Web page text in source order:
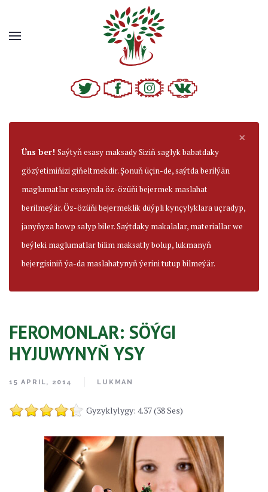
×
Üns ber! Saýtyň esasy maksady Siziň saglyk babatdaky
gözýetimiňizi giňeltmekdir. Şonuň üçin-de, saýtda berilýän
maglumatlar esasynda öz-özüňi bejermek maslahat
berilmeýär. Öz-özüňi bejermeklik düýpli kynçylyklara uçradyp,
janyňyza howp salyp biler. Saýtdaky makalalar, materiallar we
beýleki maglumatlar bilim maksatly bolup, lukmanyň
bejergisiniň ýa-da maslahatynyň ýerini tutup bilmeýär.
FEROMONLAR: SÖÝGI
HYJUWYNYŇ YSY
15 APRIL, 2014 LUKMAN
Gyzyklylygy: 4.37 (38 Ses)